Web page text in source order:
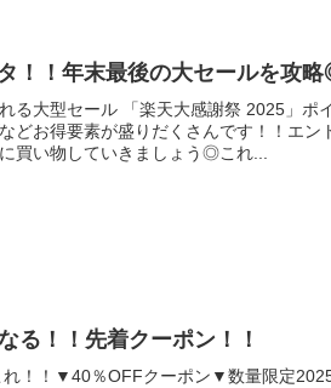
！！年末最後の大セールを攻
る大型セール 「楽天大感謝祭 2025」ポ
どお得要素が盛りだくさんです！！エン
買い物していきましょう◎これ...
る！！先着クーポン！！
れ！！▼40％OFFクーポン▼数量限定